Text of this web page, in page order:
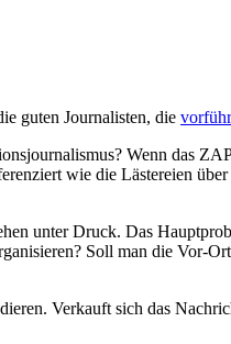
guten Journalisten, die
Wenn das
wie die Lästereien über
unter Druck. Das
Soll man die Vor-
Verkauft sich das